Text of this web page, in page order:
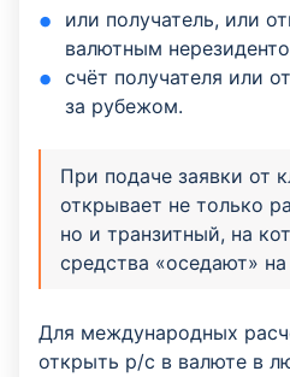
или получатель, или
валютным
счёт получателя или
за рубежом.
При подаче заявки от
открывает не только
но и транзитный, на
средства «оседают»
Для международных
открыть р/с в валюте в